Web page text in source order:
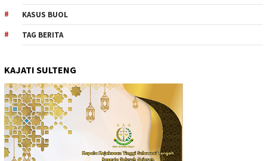
KASUS BUOL
TAG BERITA
KAJATI SULTENG